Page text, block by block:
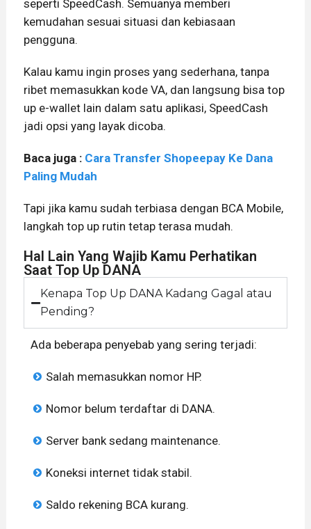
seperti SpeedCash. Semuanya memberi
kemudahan sesuai situasi dan kebiasaan
pengguna.
Kalau kamu ingin proses yang sederhana, tanpa
ribet memasukkan kode VA, dan langsung bisa top
up e-wallet lain dalam satu aplikasi, SpeedCash
jadi opsi yang layak dicoba.
Baca juga : Cara Transfer Shopeepay Ke Dana
Paling Mudah
Tapi jika kamu sudah terbiasa dengan BCA Mobile,
langkah top up rutin tetap terasa mudah.
Hal Lain Yang Wajib Kamu Perhatikan
Saat Top Up DANA
Kenapa Top Up DANA Kadang Gagal atau
Pending?
Ada beberapa penyebab yang sering terjadi:
Salah memasukkan nomor HP.
Nomor belum terdaftar di DANA.
Server bank sedang maintenance.
Koneksi internet tidak stabil.
Saldo rekening BCA kurang.